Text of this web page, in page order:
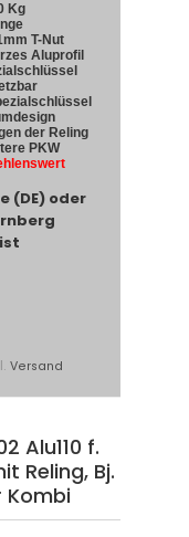
Kg
T-Nut
Aluprofil
der Reling
PKW
(DE) oder
Versand
Alu110 f.
Reling, Bj.
Kombi